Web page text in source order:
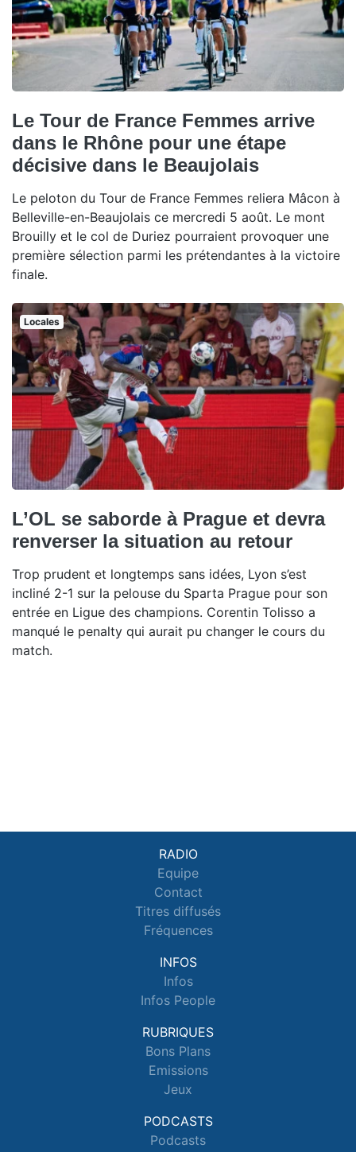
Le Tour de France Femmes arrive
dans le Rhône pour une étape
décisive dans le Beaujolais
Le peloton du Tour de France Femmes reliera Mâcon à
Belleville-en-Beaujolais ce mercredi 5 août. Le mont
Brouilly et le col de Duriez pourraient provoquer une
première sélection parmi les prétendantes à la victoire
finale.
Locales
L’OL se saborde à Prague et devra
renverser la situation au retour
Trop prudent et longtemps sans idées, Lyon s’est
incliné 2-1 sur la pelouse du Sparta Prague pour son
entrée en Ligue des champions. Corentin Tolisso a
manqué le penalty qui aurait pu changer le cours du
match.
RADIO
Equipe
Contact
Titres diffusés
Fréquences
INFOS
Infos
Infos People
RUBRIQUES
Bons Plans
Emissions
Jeux
PODCASTS
Podcasts